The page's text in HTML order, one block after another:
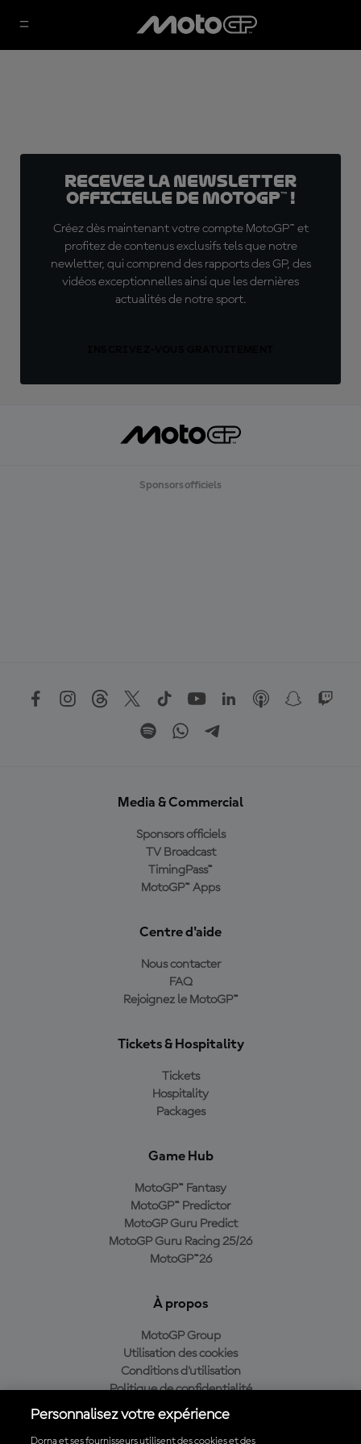
Recevez la Newsletter
officielle de MotoGP™ !
Créez dès maintenant votre compte MotoGP™ et
profitez de contenus exclusifs tels que notre
newletter, qui comprend des rapports des GP, des
vidéos exceptionnelles ainsi que les dernières
actualités de notre sport.
Sponsors officiels
Media & Commercial
Sponsors officiels
TV Broadcast
TimingPass™
MotoGP™ Apps
Centre d'aide
Nous contacter
FAQ
Rejoignez le MotoGP™
Tickets & Hospitality
Tickets
Hospitality
Packages
Game Hub
MotoGP™ Fantasy
MotoGP™ Predictor
MotoGP Guru Predict
MotoGP Guru Racing 25/26
MotoGP™26
À propos
MotoGP Group
Utilisation des cookies
Conditions d'utilisation
Politique de confidentialité
Politique d’achat
Personnalisez votre expérience
Dorna et ses fournisseurs utilisent des cookies et des